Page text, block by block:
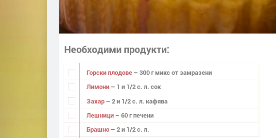
Необходими продукти
Горски плодове – 300 г микс от замразени
Лимони – 1 и 1/2 с. л. сок
Захар – 2 и 1/2 с. л. кафява
Лешници – 60 г печени
Брашно – 2 и 1/2 с. л.